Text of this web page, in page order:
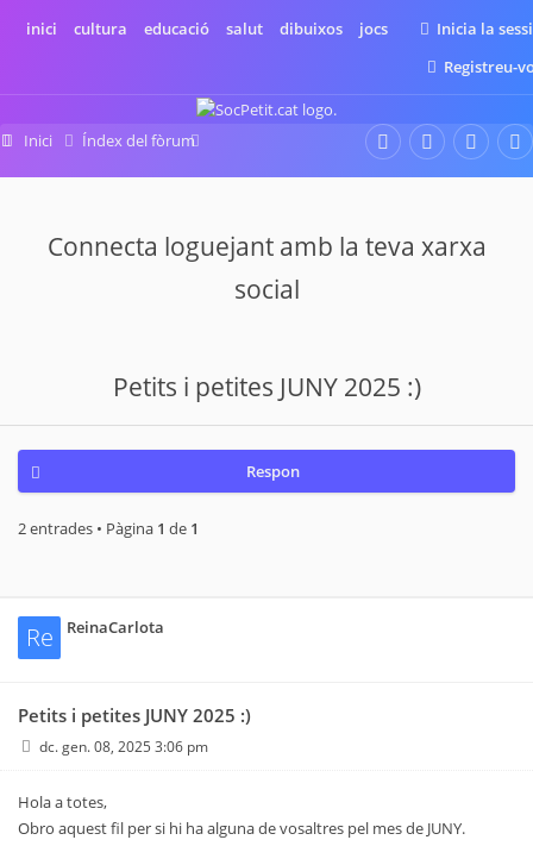
inici cultura educació salut dibuixos jocs
Inicia la
Registreu-
Inici
Índex del fòrum
El desig d'un nou bebè
Estic embarassada
Connecta loguejant amb la teva xarxa
social
Petits i petites JUNY 2025 :)
Respon
2 entrades • Pàgina 1 de 1
Re ReinaCarlota
Petits i petites JUNY 2025 :)
dc. gen. 08, 2025 3:06 pm
Hola a totes,
Obro aquest fil per si hi ha alguna de vosaltres pel mes de JUNY.